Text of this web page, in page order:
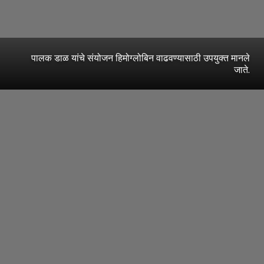
पालक डाळ यांचे संयोजन हिमोग्लोबिन वाढवण्यासाठी उपयुक्त मानले
जाते.